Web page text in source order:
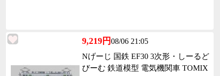
9,219円08/06 21:05
Nげーじ 国鉄 EF30 3次形・しーるど
びーむ 鉄道模型 電気機関車 TOMIX